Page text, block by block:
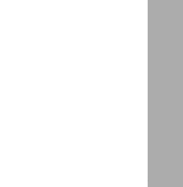
sont des prix recommandés